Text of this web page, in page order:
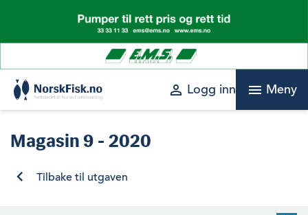
content
perm_identity Logg inn menu Meny
Magasin9 - 2020
Tilbake til utgaven